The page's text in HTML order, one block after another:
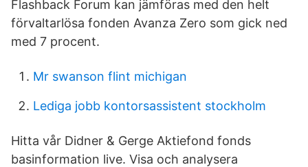
Flashback Forum kan jämföras med den helt
förvaltarlösa fonden Avanza Zero som gick ned
med 7 procent.
Mr swanson flint michigan
Lediga jobb kontorsassistent stockholm
Hitta vår Didner & Gerge Aktiefond fonds
basinformation live. Visa och analysera